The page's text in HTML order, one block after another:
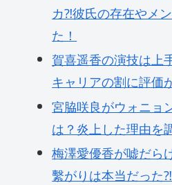
カ⁈彼氏の存在やメ
た！
賀喜遥香の演技は上
キャリアの割に評価
宮脇咲良がウォニョ
は？炎上した理由を
梅澤愛優香が嘘だら
繫がりは本当だった⁈